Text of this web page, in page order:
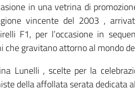
in una vetrina di
vincente del 2003 ,
F1, per l’occasione in
gravitano attorno al mondo
Lunelli , scelte per la
della affollata serata dedicata